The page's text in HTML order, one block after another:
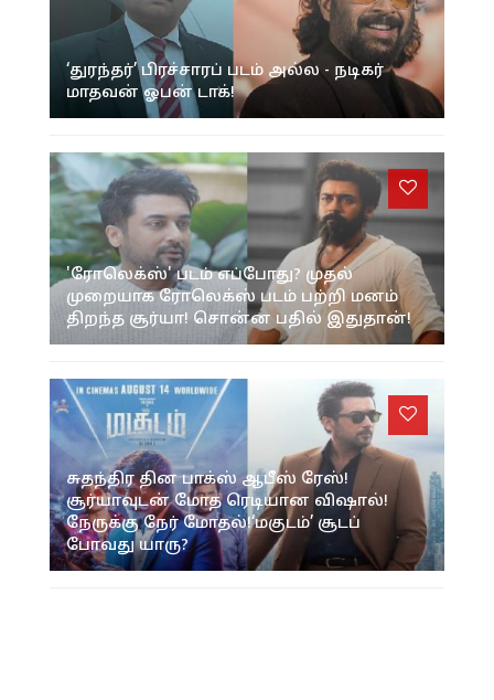
‘துரந்தர்’ பிரச்சாரப் படம் அல்ல - நடிகர்
மாதவன் ஓபன் டாக்!
'ரோலெக்ஸ்' படம் எப்போது? முதல்
முறையாக ரோலெக்ஸ் படம் பற்றி மனம்
திறந்த சூர்யா! சொன்ன பதில் இதுதான்!
சுதந்திர தின பாக்ஸ் ஆபீஸ் ரேஸ்!
சூர்யாவுடன் மோத ரெடியான விஷால்!
நேருக்கு நேர் மோதல்!‘மகுடம்’ சூடப்
போவது யாரு?